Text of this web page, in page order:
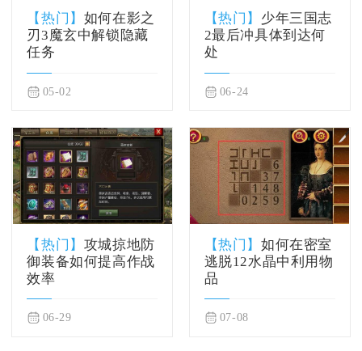
【热门】 如何在影之
刃3魔玄中解锁隐藏
任务
05-02
【热门】 少年三国志
2最后冲具体到达何
处
06-24
【热门】 攻城掠地防
御装备如何提高作战
效率
06-29
【热门】如何在密室
逃脱12水晶中利用物
品
07-08